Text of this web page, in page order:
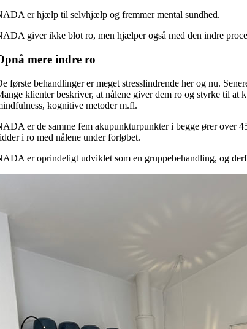
er hjælp til selvhjælp og fremmer mental sundhed.
giver ikke blot ro, men hjælper også med den indre
mere indre ro
første behandlinger er meget stresslindrende her og nu.
klienter beskriver, at nålene giver dem ro og styrke til
kognitive metoder m.fl.
er de samme fem akupunkturpunkter i begge ører over
i ro med nålene under forløbet.
er oprindeligt udviklet som en gruppebehandling, og